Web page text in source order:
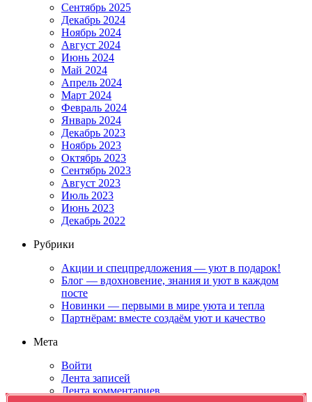
Сентябрь 2025
Декабрь 2024
Ноябрь 2024
Август 2024
Июнь 2024
Май 2024
Апрель 2024
Март 2024
Февраль 2024
Январь 2024
Декабрь 2023
Ноябрь 2023
Октябрь 2023
Сентябрь 2023
Август 2023
Июль 2023
Июнь 2023
Декабрь 2022
Рубрики
Акции и спецпредложения — уют в подарок!
Блог — вдохновение, знания и уют в каждом
посте
Новинки — первыми в мире уюта и тепла
Партнёрам: вместе создаём уют и качество
Мета
Войти
Лента записей
Лента комментариев